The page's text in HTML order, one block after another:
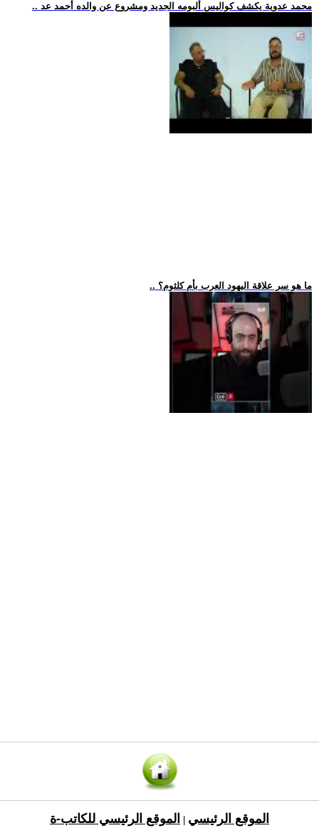
.. محمد عدوية يكشف كواليس ألبومه الجديد ومشروع عن والده أحمد عد
.. ما هو سر علاقة اليهود العرب بأم كلثوم؟
الموقع الرئيسي الموقع الرئيسي للكاتب-ة